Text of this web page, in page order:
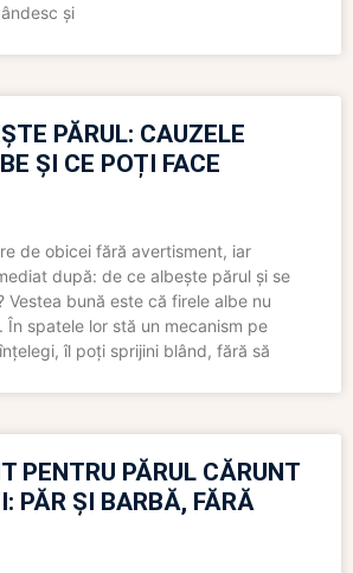
și
PĂRUL: CAUZELE
ȘI CE POȚI FACE
de obicei fără avertisment, iar
după: de ce albește părul și se
Vestea bună este că firele albe nu
În spatele lor stă un mecanism pe
îl poți sprijini blând, fără să
PENTRU PĂRUL CĂRUNT
PĂR ȘI BARBĂ, FĂRĂ